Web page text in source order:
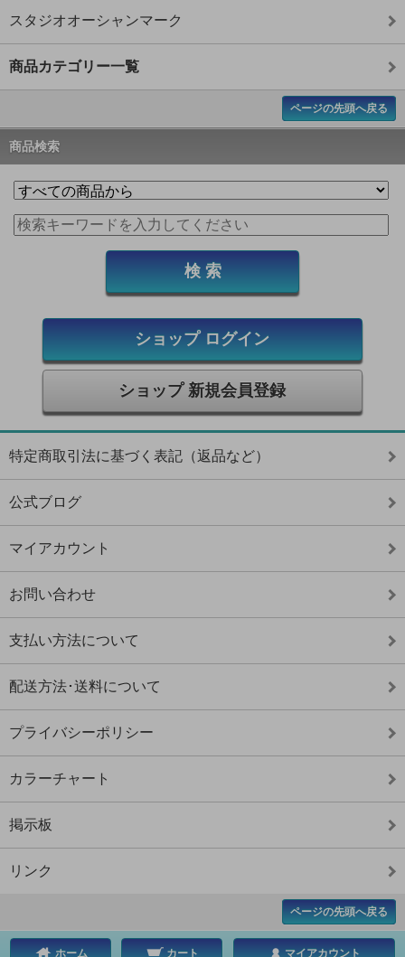
スタジオオーシャンマーク
商品カテゴリー一覧
ページの先頭へ戻る
商品検索
ショップ ログイン
ショップ 新規会員登録
特定商取引法に基づく表記（返品など）
公式ブログ
マイアカウント
お問い合わせ
支払い方法について
配送方法･送料について
プライバシーポリシー
カラーチャート
掲示板
リンク
ページの先頭へ戻る
ホーム カート マイアカウント